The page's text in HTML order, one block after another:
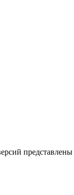
представлены